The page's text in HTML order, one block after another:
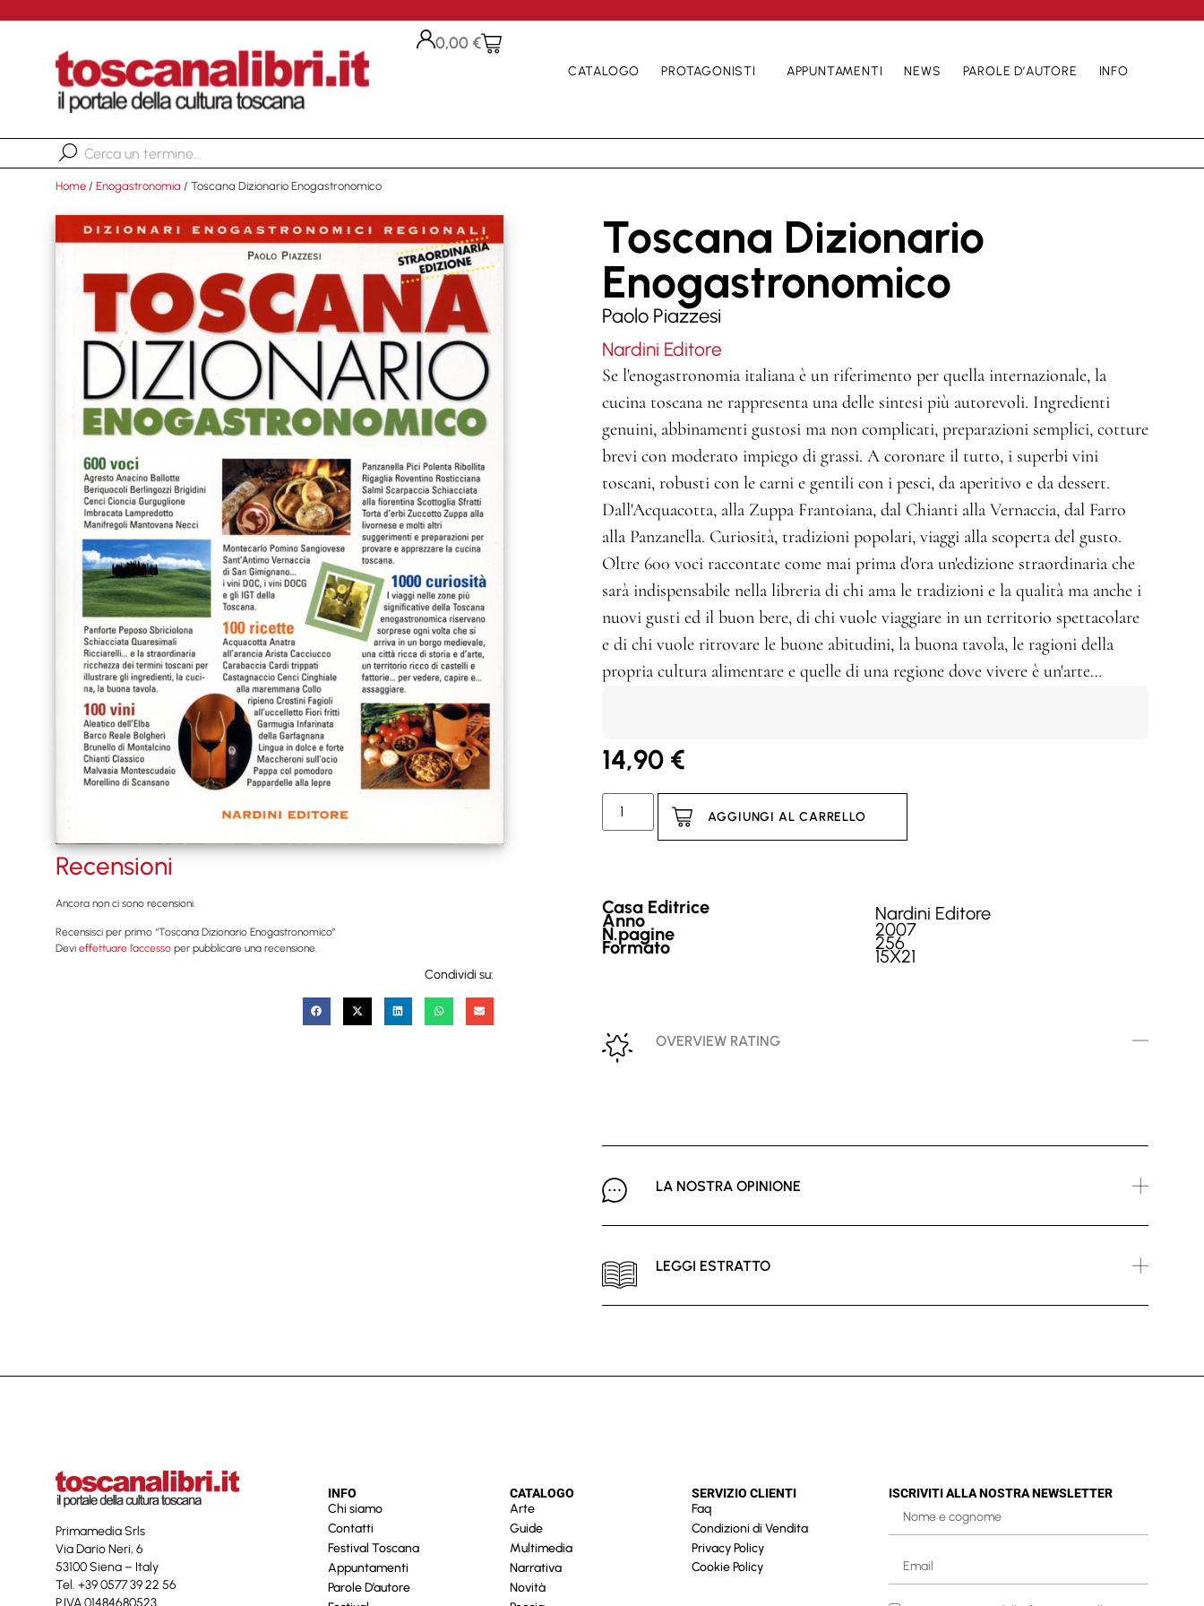
0,00€
CATALOGO PROTAGONISTI APPUNTAMENTI NEWS PAROLE D’AUTORE INFO
Home / Enogastronomia / Toscana Dizionario Enogastronomico
Recensioni
Ancora non ci sono recensioni.
Recensisci per primo “Toscana Dizionario Enogastronomico”
Devi effettuare l’accesso per pubblicare una recensione.
Condividi su:
Toscana Dizionario
Enogastronomico
Paolo Piazzesi
Nardini Editore
Se l'enogastronomia italiana è un riferimento per quella internazionale, la
cucina toscana ne rappresenta una delle sintesi più autorevoli. Ingredienti
genuini, abbinamenti gustosi ma non complicati, preparazioni semplici, cotture
brevi con moderato impiego di grassi. A coronare il tutto, i superbi vini
toscani, robusti con le carni e gentili con i pesci, da aperitivo e da dessert.
Dall'Acquacotta, alla Zuppa Frantoiana, dal Chianti alla Vernaccia, dal Farro
alla Panzanella. Curiosità, tradizioni popolari, viaggi alla scoperta del gusto.
Oltre 600 voci raccontate come mai prima d'ora un'edizione straordinaria che
sarà indispensabile nella libreria di chi ama le tradizioni e la qualità ma anche i
nuovi gusti ed il buon bere, di chi vuole viaggiare in un territorio spettacolare
e di chi vuole ritrovare le buone abitudini, la buona tavola, le ragioni della
propria cultura alimentare e quelle di una regione dove vivere è un'arte…
14,90 €
AGGIUNGI AL CARRELLO
Casa Editrice Nardini Editore
Anno 2007
N.pagine 256
Formato 15X21
OVERVIEW RATING
LA NOSTRA OPINIONE
LEGGI ESTRATTO
Primamedia Srls
Via Dario Neri, 6
53100 Siena – Italy
Tel. +39 0577 39 22 56
P.IVA 01484680523
INFO
Chi siamo
Contatti
Festival Toscana
Appuntamenti
Parole D’autore
CATALOGO
Arte
Guide
Multimedia
Narrativa
Novità
SERVIZIO CLIENTI
Faq
Condizioni di Vendita
Privacy Policy
Cookie Policy
ISCRIVITI ALLA NOSTRA NEWSLETTER